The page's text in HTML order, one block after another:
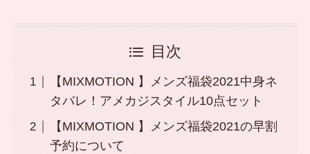
目次
【MIXMOTION 】メンズ福袋2021中身ネ
タバレ！アメカジスタイル10点セット
【MIXMOTION 】メンズ福袋2021の早割
予約について